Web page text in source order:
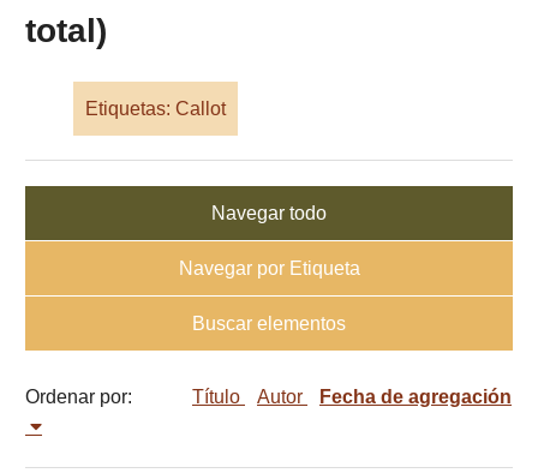
total)
Etiquetas: Callot
Navegar todo
Navegar por Etiqueta
Buscar elementos
Ordenar por: Título Autor Fecha de agregación